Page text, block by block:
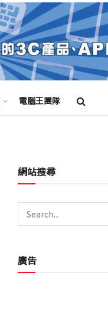
電腦王團隊
網站搜尋
廣告